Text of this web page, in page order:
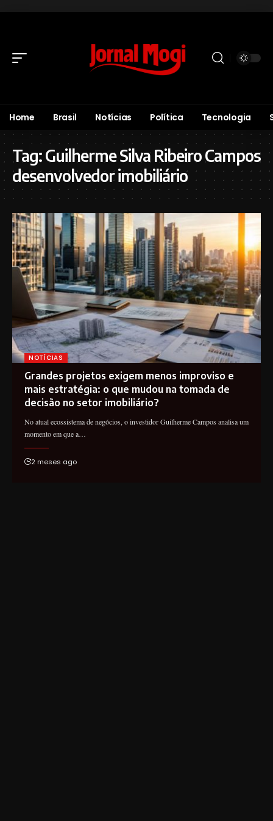
Home Brasil Notícias Política Tecnologia
Tag:Guilherme Silva Ribeiro Campos
desenvolvedor imobiliário
NOTÍCIAS
Grandes projetos exigem menos improviso e
mais estratégia: o que mudou na tomada de
decisão no setor imobiliário?
No atual ecossistema de negócios, o investidor Guilherme Campos analisa um
momento em que a…
2 meses ago